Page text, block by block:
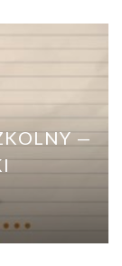
—